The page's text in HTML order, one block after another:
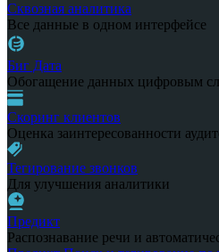
Сквозная аналитика
Все данные в одном интерфейсе
Биг Дата
Обогащение данных цифровым
Скоринг клиентов
Оценка заинтересованности
Тегирование звонков
Для улучшения аналитики
Предикт
Распознавание речи и